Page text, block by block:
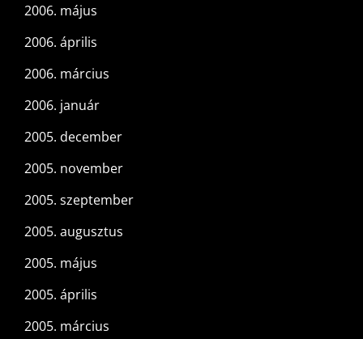
2006. május
2006. április
2006. március
2006. január
2005. december
2005. november
2005. szeptember
2005. augusztus
2005. május
2005. április
2005. március